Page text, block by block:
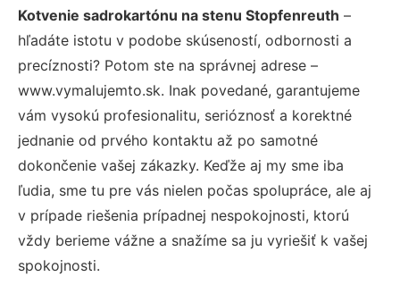
Kotvenie sadrokartónu na stenu Stopfenreuth –
hľadáte istotu v podobe skúseností, odbornosti a
precíznosti? Potom ste na správnej adrese –
www.vymalujemto.sk. Inak povedané, garantujeme
vám vysokú profesionalitu, serióznosť a korektné
jednanie od prvého kontaktu až po samotné
dokončenie vašej zákazky. Keďže aj my sme iba
ľudia, sme tu pre vás nielen počas spolupráce, ale aj
v prípade riešenia prípadnej nespokojnosti, ktorú
vždy berieme vážne a snažíme sa ju vyriešiť k vašej
spokojnosti.